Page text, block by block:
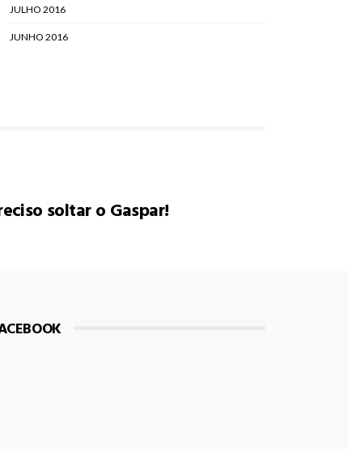
JULHO 2016
JUNHO 2016
soltar o Gaspar!